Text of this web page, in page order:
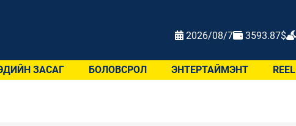
2026/08/7 3593.87$
ЗАСАГ БОЛОВСРОЛ ЭНТЕРТАЙМЭНТ REEL